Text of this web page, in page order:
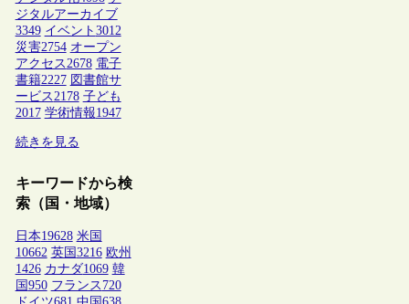
ジタルアーカイブ
3349 イベント 3012
災害2754 オープン
アクセス 2678 電子
書籍2227 図書館サ
ービス 2178 子ども
2017 学術情報1947
続きを見る
キーワードから検
索（国・地域）
日本19628 米国
10662 英国 3216 欧州
1426 カナダ1069 韓
国 950 フランス 720